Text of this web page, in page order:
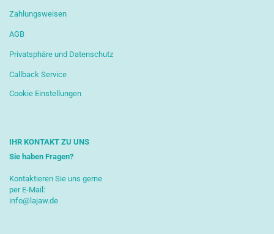
Zahlungsweisen
AGB
Privatsphäre und Datenschutz
Callback Service
Cookie Einstellungen
IHR KONTAKT ZU UNS
Sie haben Fragen?
Kontaktieren Sie uns gerne
per E-Mail:
info@lajaw.de